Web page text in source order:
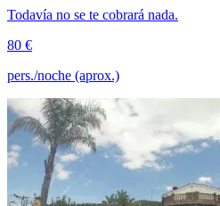
Todavía no se te cobrará nada.
80 €
pers./noche (aprox.)